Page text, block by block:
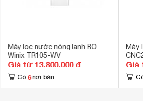
Máy lọc nước nóng lạnh RO
Winix TR105-WV
Giá từ 13.800.000 đ
Có 6 nơi bán
Máy
Giá